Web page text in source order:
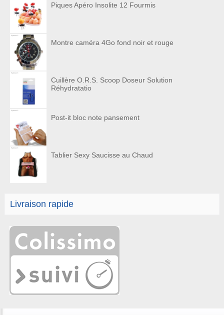
Piques Apéro Insolite 12 Fourmis
Montre caméra 4Go fond noir et rouge
Cuillère O.R.S. Scoop Doseur Solution
Réhydratatio
Post-it bloc note pansement
Tablier Sexy Saucisse au Chaud
Livraison rapide